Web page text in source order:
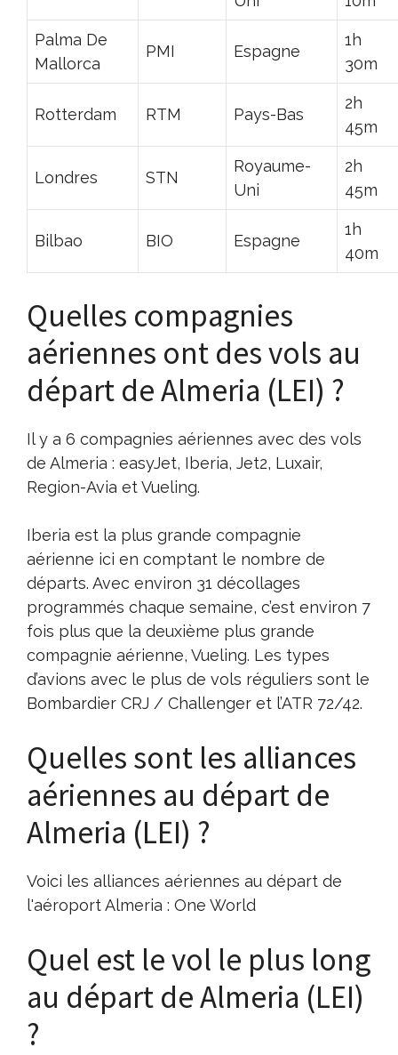
Palma De
Mallorca
PMI Espagne
1h
30m
Rotterdam RTM Pays-Bas
2h
45m
Londres STN
Royaume-
Uni
2h
45m
Bilbao BIO Espagne
1h
40m
Quelles compagnies
aériennes ont des vols au
départ de Almeria (LEI) ?
Il y a 6 compagnies aériennes avec des vols
de Almeria : easyJet, Iberia, Jet2, Luxair,
Region-Avia et Vueling.
Iberia est la plus grande compagnie
aérienne ici en comptant le nombre de
départs. Avec environ 31 décollages
programmés chaque semaine, c’est environ 7
fois plus que la deuxième plus grande
compagnie aérienne, Vueling. Les types
d’avions avec le plus de vols réguliers sont le
Bombardier CRJ / Challenger et l’ATR 72/42.
Quelles sont les alliances
aériennes au départ de
Almeria (LEI) ?
Voici les alliances aériennes au départ de
l'aéroport Almeria : One World
Quel est le vol le plus long
au départ de Almeria (LEI)
?